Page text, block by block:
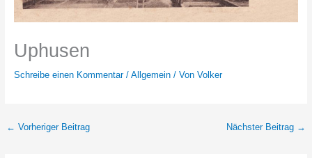
Uphusen
Schreibe einen Kommentar / Allgemein/ Von Volker
← Vorheriger Beitrag Nächster Beitrag →